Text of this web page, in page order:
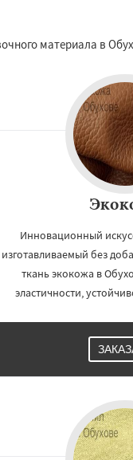
материала в
Инновационный
изготавливаемый без
ткань экокожа в
эластичности,